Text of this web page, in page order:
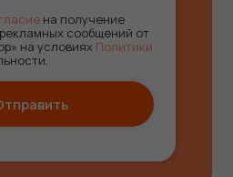
на получение
сообщений от
на условиях Политики